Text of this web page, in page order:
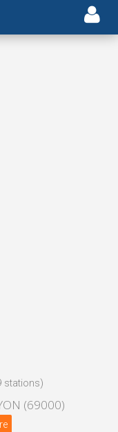
stations)
(69000)